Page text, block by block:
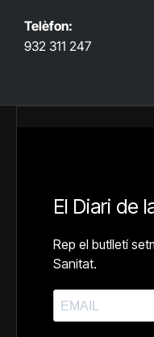
Telèfon:
932 311 247